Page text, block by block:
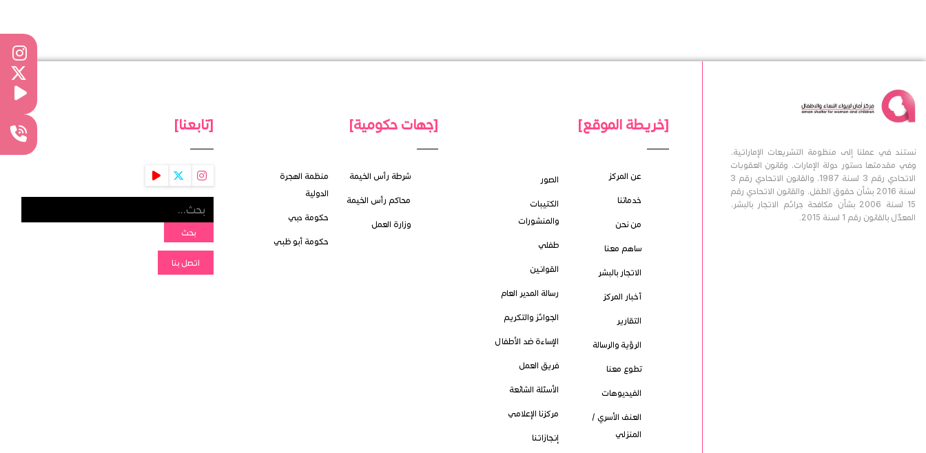
نستند في عملنا إلى منظومة التشريعات الإماراتية،
وفي مقدمتها دستور دولة الإمارات، وقانون العقوبات
الاتحادي رقم 3 لسنة 1987، والقانون الاتحادي رقم 3
لسنة 2016 بشأن حقوق الطفل، والقانون الاتحادي رقم
15 لسنة 2006 بشأن مكافحة جرائم الاتجار بالبشر،
المعدّل بالقانون رقم 1 لسنة 2015.
[خريطة الموقع]
عن المركز
خدماتنا
من نحن
ساهم معنا
الاتجار بالبشر
أخبار المركز
التقارير
الرؤية والرسالة
تطوع معنا
الفيديوهات
العنف الأسري /
المنزلي
الصور
الكتيبات
والمنشورات
طفلي
القوانين
رسالة المدير العام
الجوائز والتكريم
الإساءة ضد الأطفال
فريق العمل
الأسئلة الشائعة
مركزنا الإعلامي
إنجازاتنا
[جهات حكومية]
شرطة رأس الخيمة
محاكم رأس الخيمة
وزارة العمل
منظمة الهجرة
الدولية
حكومة دبي
حكومة أبو ظبي
[تابعنا]
بحث
اتصل بنا